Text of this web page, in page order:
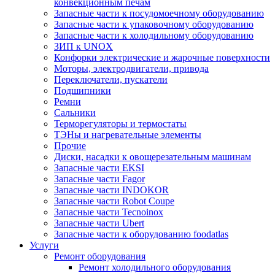
конвекционным печам
Запасные части к посудомоечному оборудованию
Запасные части к упаковочному оборудованию
Запасные части к холодильному оборудованию
ЗИП к UNOX
Конфорки электрические и жарочные поверхности
Моторы, электродвигатели, привода
Переключатели, пускатели
Подшипники
Ремни
Сальники
Терморегуляторы и термостаты
ТЭНы и нагревательные элементы
Прочие
Диски, насадки к овощерезательным машинам
Запасные части EKSI
Запасные части Fagor
Запасные части INDOKOR
Запасные части Robot Coupe
Запасные части Tecnoinox
Запасные части Ubert
Запасные части к оборудованию foodatlas
Услуги
Ремонт оборудования
Ремонт холодильного оборудования